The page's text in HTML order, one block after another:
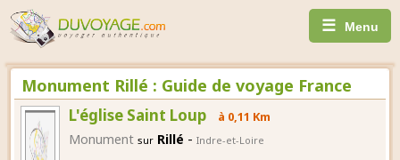
☰ Menu
Monument Rillé : Guide de voyage France
L'église Saint Loup à 0,11 Km
Monument sur Rillé -Indre-et-Loire